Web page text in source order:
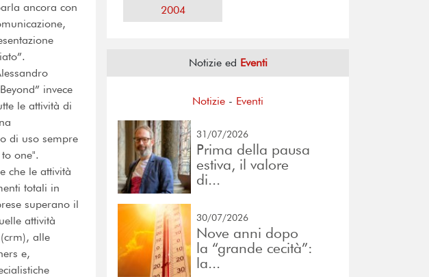
ancora con
invece
le attività di
di uso sempre
one".
che le attività
totali in
superano il
attività
alle
e,
2004
Notizie ed Eventi
Notizie - Eventi
31/07/2026
Prima della pausa
estiva, il valore
di...
30/07/2026
Nove anni dopo
la “grande cecità”:
la...